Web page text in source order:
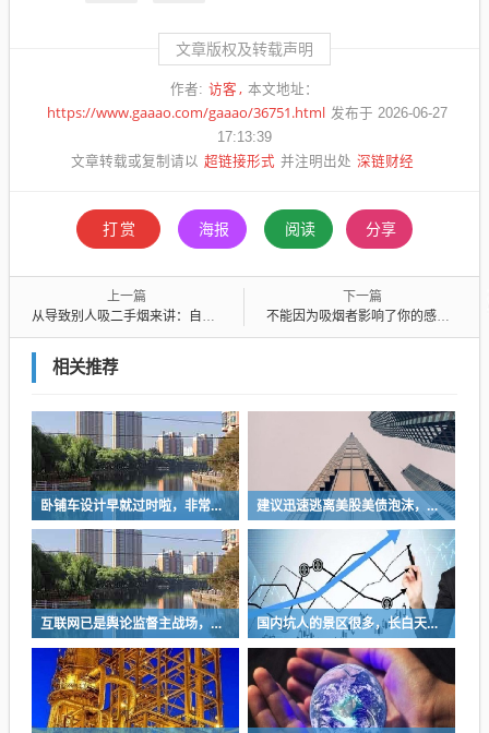
文章版权及转载声明
作者: 访客 本文地址：
https://www.gaaao.com/gaaao/36751.html 发布于 2026-06-27
17:13:39
文章转载或复制请以 超链接形式 并注明出处 深链财经
打赏 海报 阅读 分享
上一篇
从导致别人吸二手烟来讲：自由权的体现永远不能建立在侵害他人合法权利的基础上
下一篇
不能因为吸烟者影响了你的感官，就要剥夺公民吸烟的权力
相关推荐
卧铺车设计早就过时啦，非常不具备人性化 建议迅速逃离美股美债泡沫，AI正加速而非延缓其泡沫破裂
互联网已是舆论监督主战场，让我们用这五点珍惜它 国内坑人的景区很多，长白天池只是其中被坑印象最深的那一个